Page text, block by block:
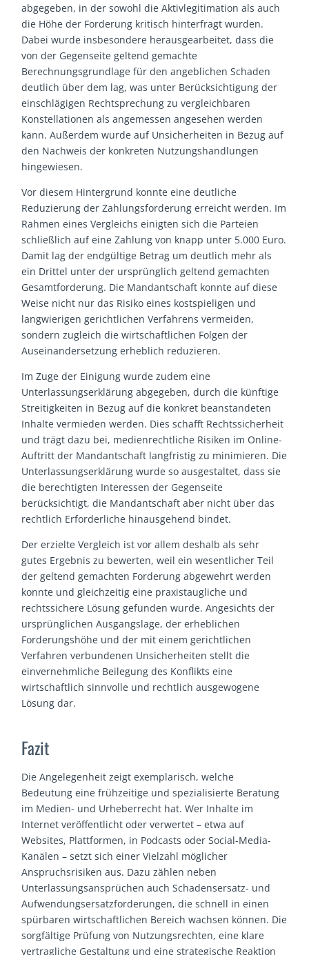
abgegeben, in der sowohl die Aktivlegitimation als auch
die Höhe der Forderung kritisch hinterfragt wurden.
Dabei wurde insbesondere herausgearbeitet, dass die
von der Gegenseite geltend gemachte
Berechnungsgrundlage für den angeblichen Schaden
deutlich über dem lag, was unter Berücksichtigung der
einschlägigen Rechtsprechung zu vergleichbaren
Konstellationen als angemessen angesehen werden
kann. Außerdem wurde auf Unsicherheiten in Bezug auf
den Nachweis der konkreten Nutzungshandlungen
hingewiesen.
Vor diesem Hintergrund konnte eine deutliche
Reduzierung der Zahlungsforderung erreicht werden. Im
Rahmen eines Vergleichs einigten sich die Parteien
schließlich auf eine Zahlung von knapp unter 5.000 Euro.
Damit lag der endgültige Betrag um deutlich mehr als
ein Drittel unter der ursprünglich geltend gemachten
Gesamtforderung. Die Mandantschaft konnte auf diese
Weise nicht nur das Risiko eines kostspieligen und
langwierigen gerichtlichen Verfahrens vermeiden,
sondern zugleich die wirtschaftlichen Folgen der
Auseinandersetzung erheblich reduzieren.
Im Zuge der Einigung wurde zudem eine
Unterlassungserklärung abgegeben, durch die künftige
Streitigkeiten in Bezug auf die konkret beanstandeten
Inhalte vermieden werden. Dies schafft Rechtssicherheit
und trägt dazu bei, medienrechtliche Risiken im Online-
Auftritt der Mandantschaft langfristig zu minimieren. Die
Unterlassungserklärung wurde so ausgestaltet, dass sie
die berechtigten Interessen der Gegenseite
berücksichtigt, die Mandantschaft aber nicht über das
rechtlich Erforderliche hinausgehend bindet.
Der erzielte Vergleich ist vor allem deshalb als sehr
gutes Ergebnis zu bewerten, weil ein wesentlicher Teil
der geltend gemachten Forderung abgewehrt werden
konnte und gleichzeitig eine praxistaugliche und
rechtssichere Lösung gefunden wurde. Angesichts der
ursprünglichen Ausgangslage, der erheblichen
Forderungshöhe und der mit einem gerichtlichen
Verfahren verbundenen Unsicherheiten stellt die
einvernehmliche Beilegung des Konflikts eine
wirtschaftlich sinnvolle und rechtlich ausgewogene
Lösung dar.
Fazit
Die Angelegenheit zeigt exemplarisch, welche
Bedeutung eine frühzeitige und spezialisierte Beratung
im Medien- und Urheberrecht hat. Wer Inhalte im
Internet veröffentlicht oder verwertet – etwa auf
Websites, Plattformen, in Podcasts oder Social-Media-
Kanälen – setzt sich einer Vielzahl möglicher
Anspruchsrisiken aus. Dazu zählen neben
Unterlassungsansprüchen auch Schadensersatz- und
Aufwendungsersatzforderungen, die schnell in einen
spürbaren wirtschaftlichen Bereich wachsen können. Die
sorgfältige Prüfung von Nutzungsrechten, eine klare
vertragliche Gestaltung und eine strategische Reaktion